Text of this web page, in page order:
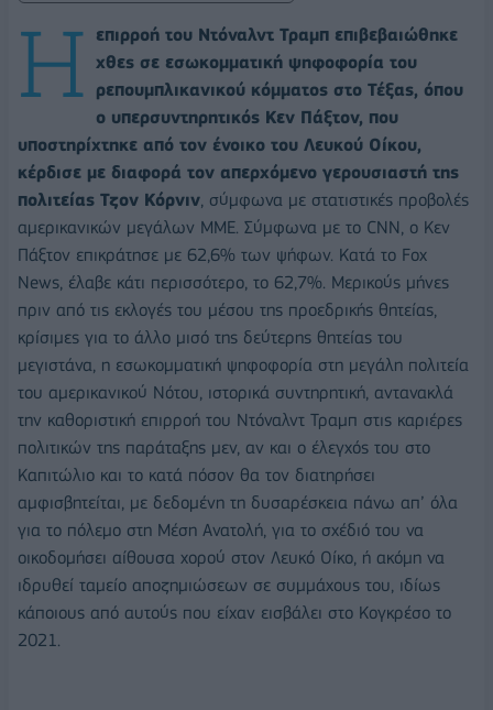
Η
επιρροή του Ντόναλντ Τραμπ επιβεβαιώθηκε
χθες σε εσωκομματική ψηφοφορία του
ρεπουμπλικανικού κόμματος στο Τέξας, όπου
ο υπερσυντηρητικός Κεν Πάξτον, που
υποστηρίχτηκε από τον ένοικο του Λευκού Οίκου,
κέρδισε με διαφορά τον απερχόμενο γερουσιαστή της
πολιτείας Τζον Κόρνιν, σύμφωνα με στατιστικές προβολές
αμερικανικών μεγάλων ΜΜΕ. Σύμφωνα με το CNN, ο Κεν
Πάξτον επικράτησε με 62,6% των ψήφων. Κατά το Fox
News, έλαβε κάτι περισσότερο, το 62,7%. Μερικούς μήνες
πριν από τις εκλογές του μέσου της προεδρικής θητείας,
κρίσιμες για το άλλο μισό της δεύτερης θητείας του
μεγιστάνα, η εσωκομματική ψηφοφορία στη μεγάλη πολιτεία
του αμερικανικού Νότου, ιστορικά συντηρητική, αντανακλά
την καθοριστική επιρροή του Ντόναλντ Τραμπ στις καριέρες
πολιτικών της παράταξης μεν, αν και ο έλεγχός του στο
Καπιτώλιο και το κατά πόσον θα τον διατηρήσει
αμφισβητείται, με δεδομένη τη δυσαρέσκεια πάνω απ’ όλα
για το πόλεμο στη Μέση Ανατολή, για το σχέδιό του να
οικοδομήσει αίθουσα χορού στον Λευκό Οίκο, ή ακόμη να
ιδρυθεί ταμείο αποζημιώσεων σε συμμάχους του, ιδίως
κάποιους από αυτούς που είχαν εισβάλει στο Κογκρέσο το
2021.